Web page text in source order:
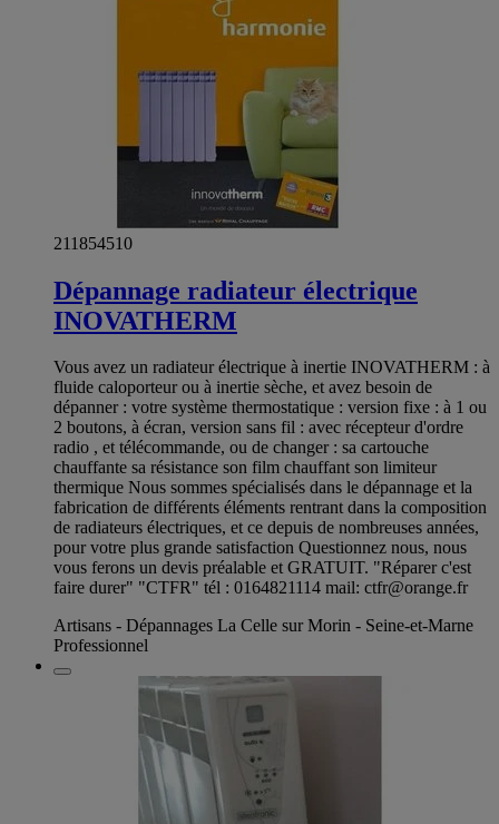
211854510
Dépannage radiateur électrique
INOVATHERM
Vous avez un radiateur électrique à inertie INOVATHERM : à
fluide caloporteur ou à inertie sèche, et avez besoin de
dépanner : votre système thermostatique : version fixe : à 1 ou
2 boutons, à écran, version sans fil : avec récepteur d'ordre
radio , et télécommande, ou de changer : sa cartouche
chauffante sa résistance son film chauffant son limiteur
thermique Nous sommes spécialisés dans le dépannage et la
fabrication de différents éléments rentrant dans la composition
de radiateurs électriques, et ce depuis de nombreuses années,
pour votre plus grande satisfaction Questionnez nous, nous
vous ferons un devis préalable et GRATUIT. "Réparer c'est
faire durer" "CTFR" tél : 0164821114 mail: ctfr@orange.fr
Artisans - Dépannages La Celle sur Morin - Seine-et-Marne
Professionnel